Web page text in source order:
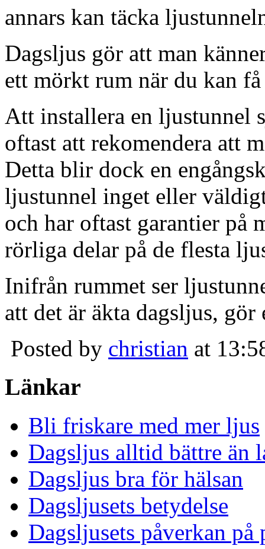
annars kan täcka
Dagsljus gör att man
ett mörkt rum när du kan
Att installera en ljustunnel
oftast att rekomendera att
Detta blir dock en
ljustunnel inget eller
och har oftast garantier på
rörliga delar på de flesta
Inifrån rummet ser
att det är äkta dagsljus,
Posted by christian at
Länkar
Bli friskare med mer ljus
Dagsljus alltid bättre än
Dagsljus bra för hälsan
Dagsljusets betydelse
Dagsljusets påverkan på